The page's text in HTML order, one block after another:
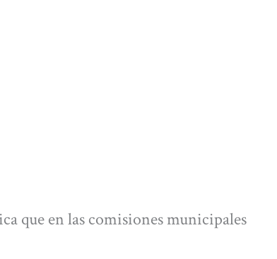
que en las comisiones municipales